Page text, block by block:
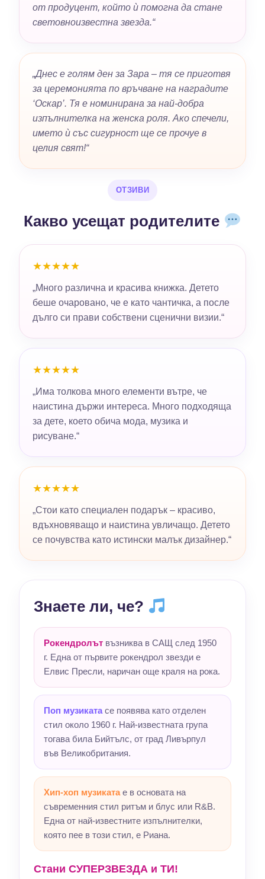
от продуцент, който ѝ помогна да стане
световноизвестна звезда.“
„Днес е голям ден за Зара – тя се приготвя
за церемонията по връчване на наградите
‘Оскар’. Тя е номинирана за най-добра
изпълнителка на женска роля. Ако спечели,
името ѝ със сигурност ще се прочуе в
целия свят!“
ОТЗИВИ
Какво усещат родителите
★★★★★
„Много различна и красива книжка. Детето
беше очаровано, че е като чантичка, а после
дълго си прави собствени сценични визии.“
★★★★★
„Има толкова много елементи вътре, че
наистина държи интереса. Много подходяща
за дете, което обича мода, музика и
рисуване.“
★★★★★
„Стои като специален подарък – красиво,
вдъхновяващо и наистина увличащо. Детето
се почувства като истински малък дизайнер.“
Знаете ли, че?
Рокендролът възниква в САЩ след 1950
г. Една от първите рокендрол звезди е
Елвис Пресли, наричан още краля на рока.
Поп музикатасе появява като отделен
стил около 1960 г. Най-известната група
тогава била Бийтълс, от град Ливърпул
във Великобритания.
Хип-хоп музикатае в основата на
съвременния стил ритъм и блус или R&B.
Една от най-известните изпълнителки,
която пее в този стил, е Риана.
Стани СУПЕРЗВЕЗДА и ТИ!